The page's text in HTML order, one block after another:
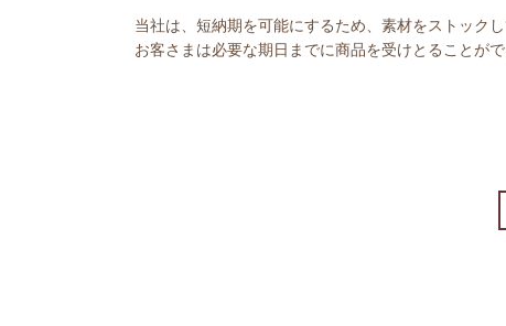
当社は、短納期を可能にするため、素材をストックし
お客さまは必要な期日までに商品を受けとることが